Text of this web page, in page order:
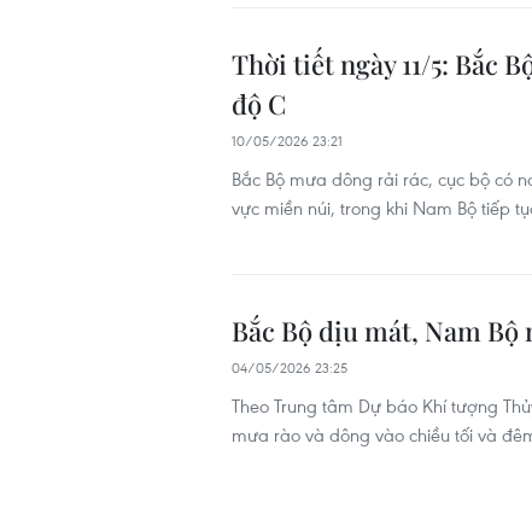
Thời tiết ngày 11/5: Bắc
độ C
10/05/2026 23:21
Bắc Bộ mưa dông rải rác, cục bộ có
vực miền núi, trong khi Nam Bộ tiếp
Bắc Bộ dịu mát, Nam
04/05/2026 23:25
Theo Trung tâm Dự báo Khí tượng
mưa rào và dông vào chiều tối và